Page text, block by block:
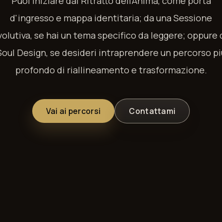
d'ingresso e mappa identitaria; da una Sessione
se hai un tema specifico da leggere; oppure
Design, se desideri intraprendere un percorso
profondo di riallineamento e trasformazione.
Vai ai percorsi Contattami